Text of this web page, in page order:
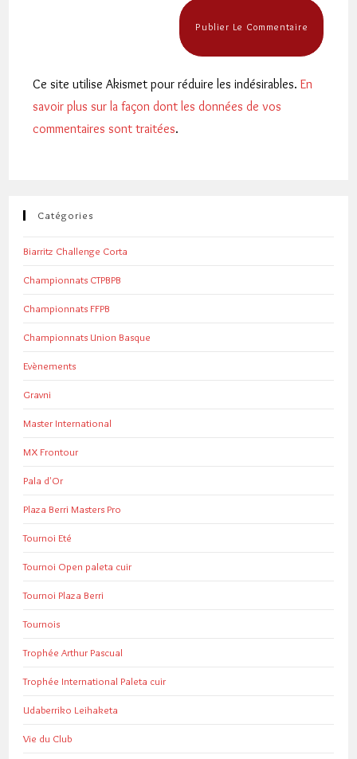
Ce site utilise Akismet pour réduire les indésirables.En
savoir plus sur la façon dont les données de vos
commentaires sont traitées.
Catégories
Biarritz Challenge Corta
Championnats CTPBPB
Championnats FFPB
Championnats Union Basque
Evènements
Gravni
Master International
MX Frontour
Pala d'Or
Plaza Berri Masters Pro
Tournoi Eté
Tournoi Open paleta cuir
Tournoi Plaza Berri
Tournois
Trophée Arthur Pascual
Trophée International Paleta cuir
Udaberriko Leihaketa
Vie du Club